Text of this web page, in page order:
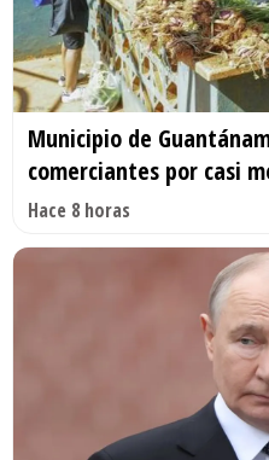
Municipio de
comerciantes por casi
Hace 8 horas